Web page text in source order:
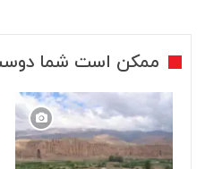
ممکن است شما